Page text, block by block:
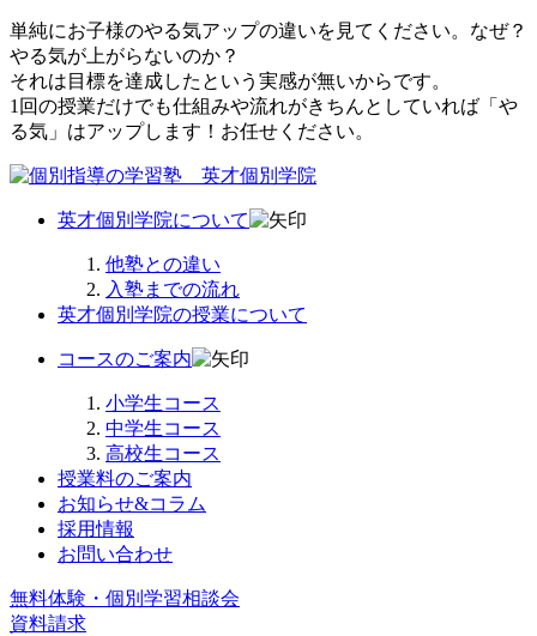
単純にお子様のやる気アップの違いを見てください。なぜ？
やる気が上がらないのか？
それは目標を達成したという実感が無いからです。
1回の授業だけでも仕組みや流れがきちんとしていれば「や
る気」はアップします！お任せください。
英才個別学院について
他塾との違い
入塾までの流れ
英才個別学院の授業について
コースのご案内
小学生コース
中学生コース
高校生コース
授業料のご案内
お知らせ&コラム
採用情報
お問い合わせ
無料体験・個別学習相談会
資料請求